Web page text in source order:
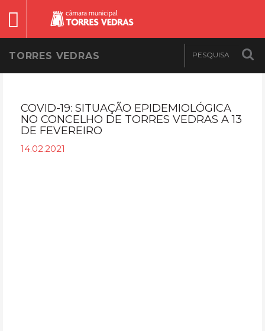
TORRES VEDRAS
COVID-19: SITUAÇÃO EPIDEMIOLÓGICA
NO CONCELHO DE TORRES VEDRAS A 13
DE FEVEREIRO
14.02.2021